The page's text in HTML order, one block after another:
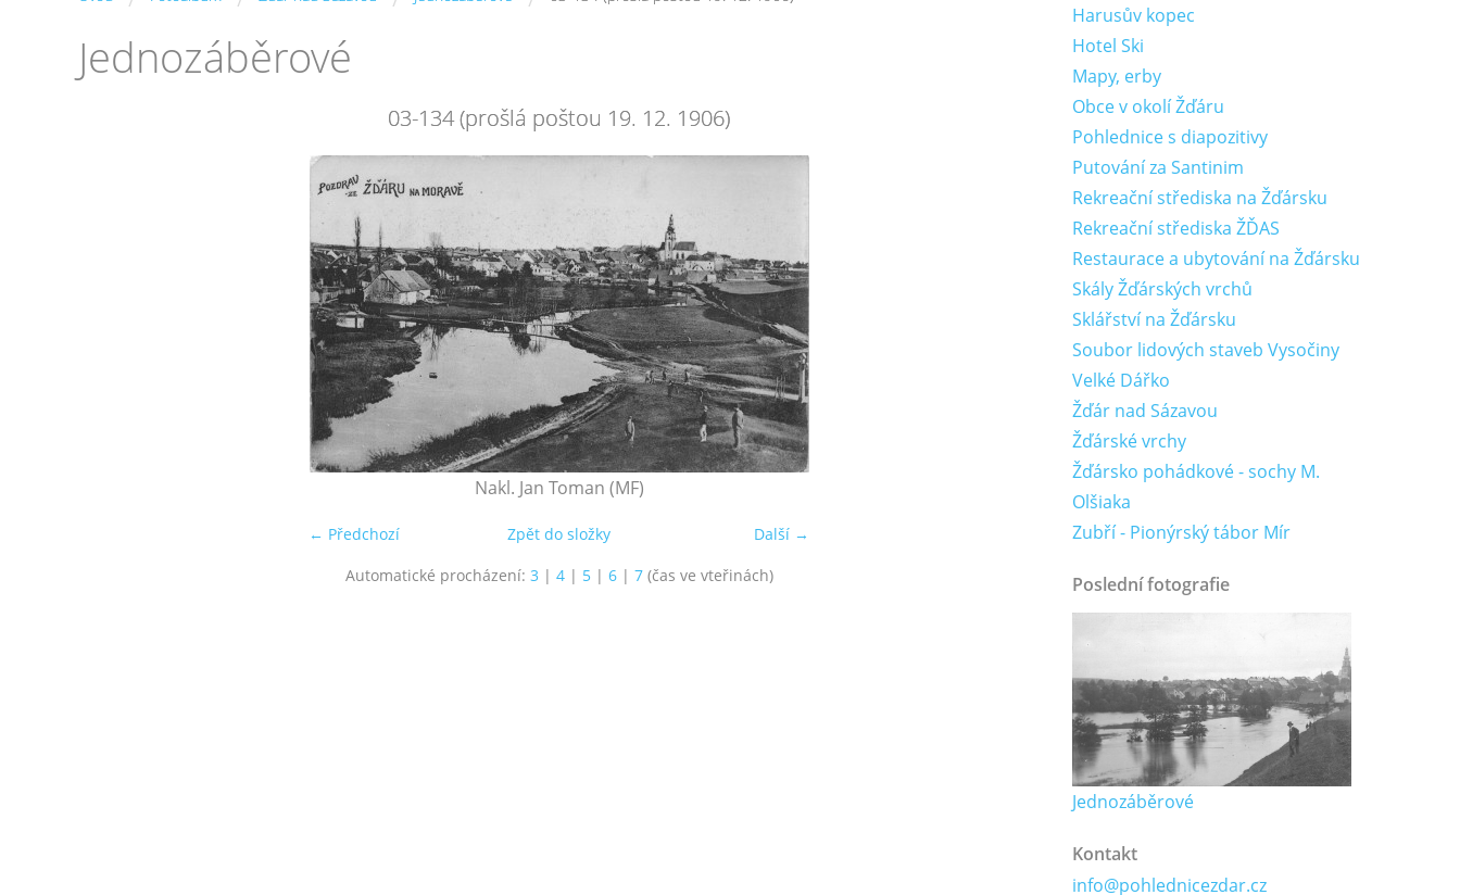
Jednozáběrové
03-134 (prošlá poštou 19. 12. 1906)
Nakl. Jan Toman (MF)
← Předchozí Další →
Zpět do složky
Automatické procházení: 3 | 4| 5| 6| 7(čas ve vteřinách)
Harusův kopec
Hotel Ski
Mapy, erby
Obce v okolí Žďáru
Pohlednice s diapozitivy
Putování za Santinim
Rekreační střediska na Žďársku
Rekreační střediska ŽĎAS
Restaurace a ubytování na Žďársku
Skály Žďárských vrchů
Sklářství na Žďársku
Soubor lidových staveb Vysočiny
Velké Dářko
Žďár nad Sázavou
Žďárské vrchy
Žďársko pohádkové - sochy M.
Olšiaka
Zubří - Pionýrský tábor Mír
Poslední fotografie
Jednozáběrové
Kontakt
info@pohlednicezdar.cz